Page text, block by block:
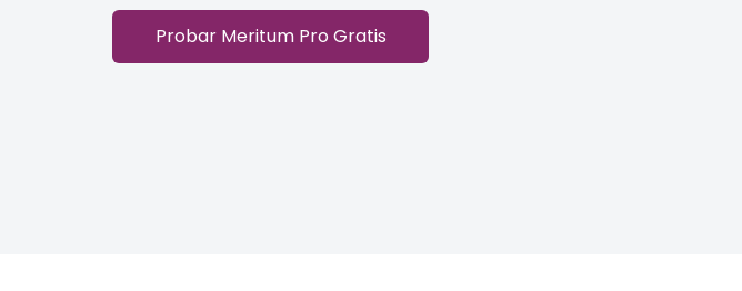
Probar Meritum Pro Gratis